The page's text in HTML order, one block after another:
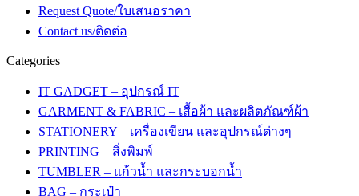
Request Quote/ใบเสนอราคา
Contact us/ติดต่อ
Categories
IT GADGET – อุปกรณ์ IT
GARMENT & FABRIC – เสื้อผ้า และผลิตภัณฑ์ผ้า
STATIONERY – เครื่องเขียน และอุปกรณ์ต่างๆ
PRINTING – สิ่งพิมพ์
TUMBLER – แก้วน้ำ และกระบอกน้ำ
BAG – กระเป๋า